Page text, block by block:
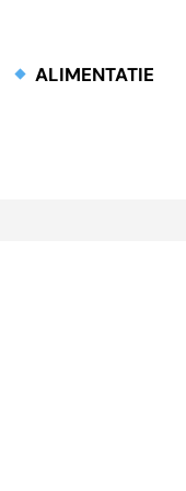
ALIMENTATIE